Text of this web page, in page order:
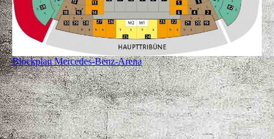
Blockplan Mercedes-Benz-Arena